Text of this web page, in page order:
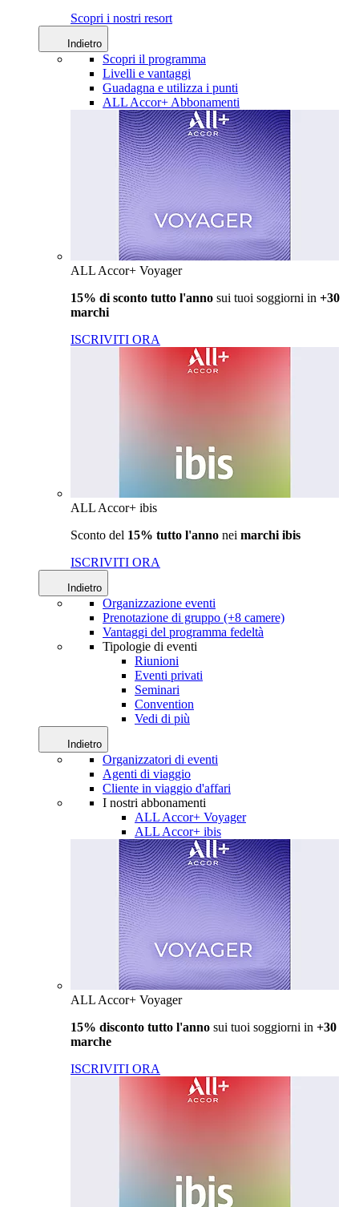
Scopri i nostri resort
Indietro
Scopri il programma
Livelli e vantaggi
Guadagna e utilizza i punti
ALL Accor+ Abbonamenti
ALL Accor+ Voyager
15% di sconto tutto l'anno sui tuoi soggiorni in +30
marchi
ISCRIVITI ORA
ALL Accor+ ibis
Sconto del 15% tutto l'anno nei marchi ibis
ISCRIVITI ORA
Indietro
Organizzazione eventi
Prenotazione di gruppo (+8 camere)
Vantaggi del programma fedeltà
Tipologie di eventi
Riunioni
Eventi privati
Seminari
Convention
Vedi di più
Indietro
Organizzatori di eventi
Agenti di viaggio
Cliente in viaggio d'affari
I nostri abbonamenti
ALL Accor+ Voyager
ALL Accor+ ibis
ALL Accor+ Voyager
15% disconto tutto l'anno sui tuoi soggiorni in +30
marche
ISCRIVITI ORA